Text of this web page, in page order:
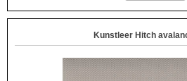
Kunstleer Hitch